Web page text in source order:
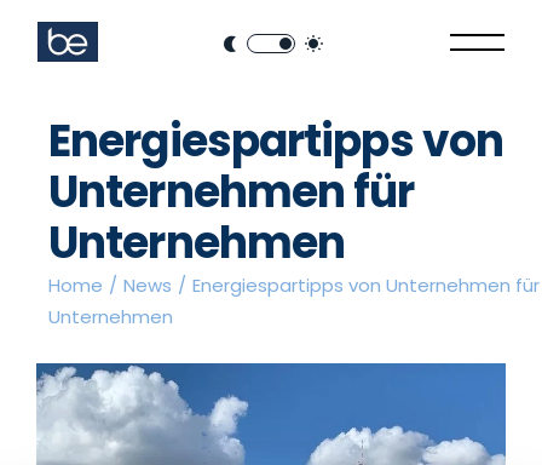
Energiespartipps von
Unternehmen für
Unternehmen
Home News
Energiespartipps von Unternehmen für
Unternehmen